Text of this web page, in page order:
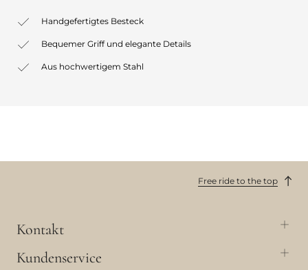
Handgefertigtes Besteck
Bequemer Griff und elegante Details
Aus hochwertigem Stahl
Free ride to the top
Kontakt
Kundenservice